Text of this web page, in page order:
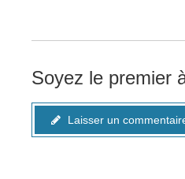
Soyez le premier
Laisser un